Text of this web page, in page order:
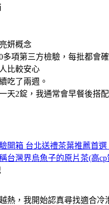
妍概念
多項第三方檢驗，每批都會
比較安心
吃了兩週。
天2錠，我通常會早餐後搭
開箱 台北送禮茶葉推薦首
台灣界烏魚子的原片茶(高cp
熱，我開始認真尋找適合冷